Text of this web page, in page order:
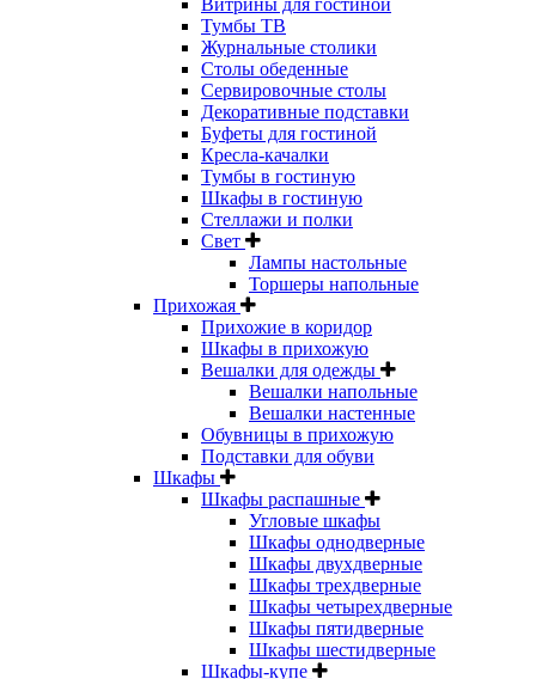
Витрины для гостиной
Тумбы ТВ
Журнальные столики
Столы обеденные
Сервировочные столы
Декоративные подставки
Буфеты для гостиной
Кресла-качалки
Тумбы в гостиную
Шкафы в гостиную
Стеллажи и полки
Свет
Лампы настольные
Торшеры напольные
Прихожая
Прихожие в коридор
Шкафы в прихожую
Вешалки для одежды
Вешалки напольные
Вешалки настенные
Обувницы в прихожую
Подставки для обуви
Шкафы
Шкафы распашные
Угловые шкафы
Шкафы однодверные
Шкафы двухдверные
Шкафы трехдверные
Шкафы четырехдверные
Шкафы пятидверные
Шкафы шестидверные
Шкафы-купе